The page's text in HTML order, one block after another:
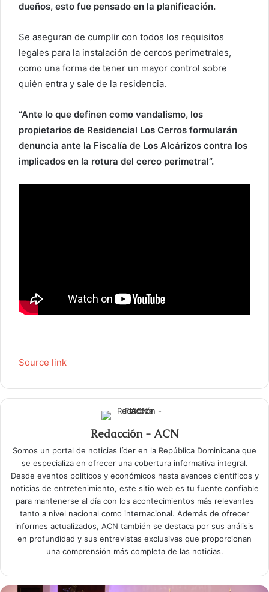
dueños, esto fue pensado en la planificación.
Se aseguran de cumplir con todos los requisitos
legales para la instalación de cercos perimetrales,
como una forma de tener un mayor control sobre
quién entra y sale de la residencia.
“Ante lo que definen como vandalismo, los
propietarios de Residencial Los Cerros formularán
denuncia ante la Fiscalía de Los Alcárizos contra los
implicados en la rotura del cerco perimetral”.
Source link
Redacción - ACN
Somos un portal de noticias líder en la República Dominicana que
se especializa en ofrecer una cobertura informativa integral.
Desde eventos políticos y económicos hasta avances científicos y
noticias de entretenimiento, este sitio web es tu fuente confiable
para mantenerse al día con los acontecimientos más relevantes
tanto a nivel nacional como internacional. Además de ofrecer
informes actualizados, ACN también se destaca por sus análisis
en profundidad y sus entrevistas exclusivas que proporcionan
una comprensión más completa de las noticias.